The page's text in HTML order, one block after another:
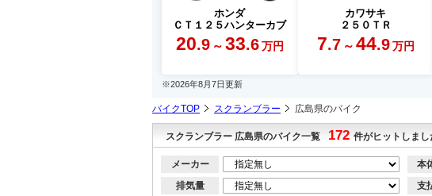
ホンダ
ＣＴ１２５ハンターカブ
20.9 ～ 33.6 万円
カワサキ
２５０ＴＲ
7.7 ～ 44.9 万円
※2026年8月7日更新
バイクTOP スクランブラー 広島県のバイク
スクランブラー 広島県のバイク一覧 172 件がヒットしまし
メーカー
排気量
本
支